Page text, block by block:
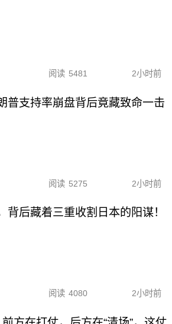
阅读 5481 2小时前
普支持率崩盘背后竟藏致命一击
阅读 5275 2小时前
背后藏着三重收割日本的阳谋！
阅读 4080 2小时前